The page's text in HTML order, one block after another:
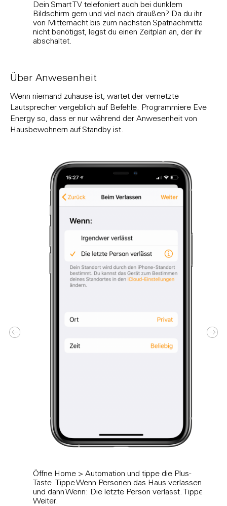
Dein Smart TV telefoniert auch bei dunklem
Bildschirm gern und viel nach draußen? Da du ihn
von Mitternacht bis zum nächsten Spätnachmittag
nicht benötigst, legst du einen Zeitplan an, der ihn
abschaltet.
Über Anwesenheit
Wenn niemand zuhause ist, wartet der vernetzte
Lautsprecher vergeblich auf Befehle. Programmiere Eve
Energy so, dass er nur während der Anwesenheit von
Hausbewohnern auf Standby ist.
Öffne Home > Automation und tippe die Plus-
Taste. Tippe Wenn Personen das Haus verlassen
und dann Wenn: Die letzte Person verlässt. Tippe
Weiter.